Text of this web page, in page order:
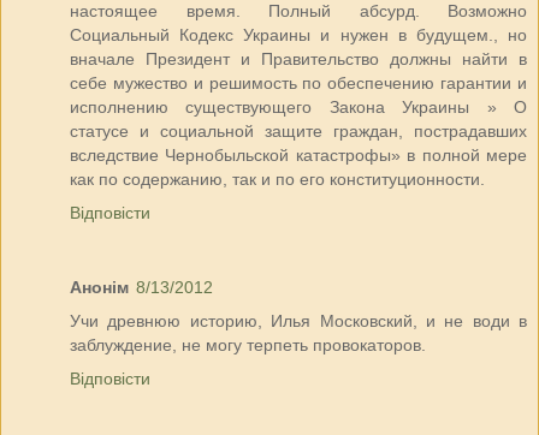
настоящее время. Полный абсурд. Возможно
Социальный Кодекс Украины и нужен в будущем., но
вначале Президент и Правительство должны найти в
себе мужество и решимость по обеспечению гарантии и
исполнению существующего Закона Украины » О
статусе и социальной защите граждан, пострадавших
вследствие Чернобыльской катастрофы» в полной мере
как по содержанию, так и по его конституционности.
Відповісти
Анонім 8/13/2012
Учи древнюю историю, Илья Московский, и не води в
заблуждение, не могу терпеть провокаторов.
Відповісти